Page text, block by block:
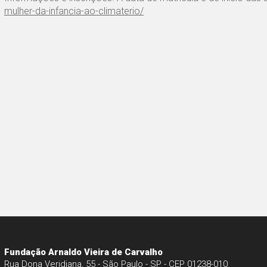
mulher-da-infancia-ao-climaterio/
Fundação Arnaldo Vieira de Carvalho
Rua Dona Veridiana, 55 - São Paulo - SP - CEP 01238-010